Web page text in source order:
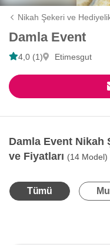
Nikah Şekeri ve
Damla Event
4,0 (1) Etimesgut
Damla Event Nikah
ve Fiyatları (14 Model)
Tümü